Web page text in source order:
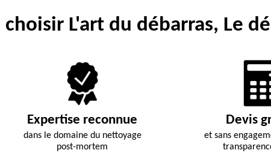
L'art du débarras, Le
Expertise reconnue
dans le domaine du nettoyage
post-mortem
Devis
et sans